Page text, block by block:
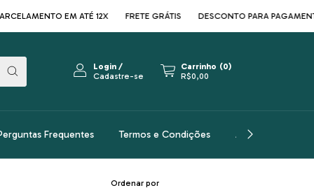
EM ATÉ 12X FRETE GRÁTIS DESCONTO PARA
Login/
Cadastre-se
Carrinho (0)
R$0,00
Frequentes Termos e Condições Arquitetos
Ordenar por